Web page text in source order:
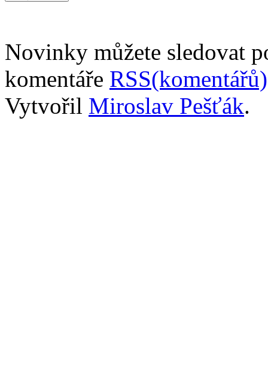
Novinky můžete sledovat
komentáře RSS(komentářů)
Vytvořil Miroslav Pešťák.